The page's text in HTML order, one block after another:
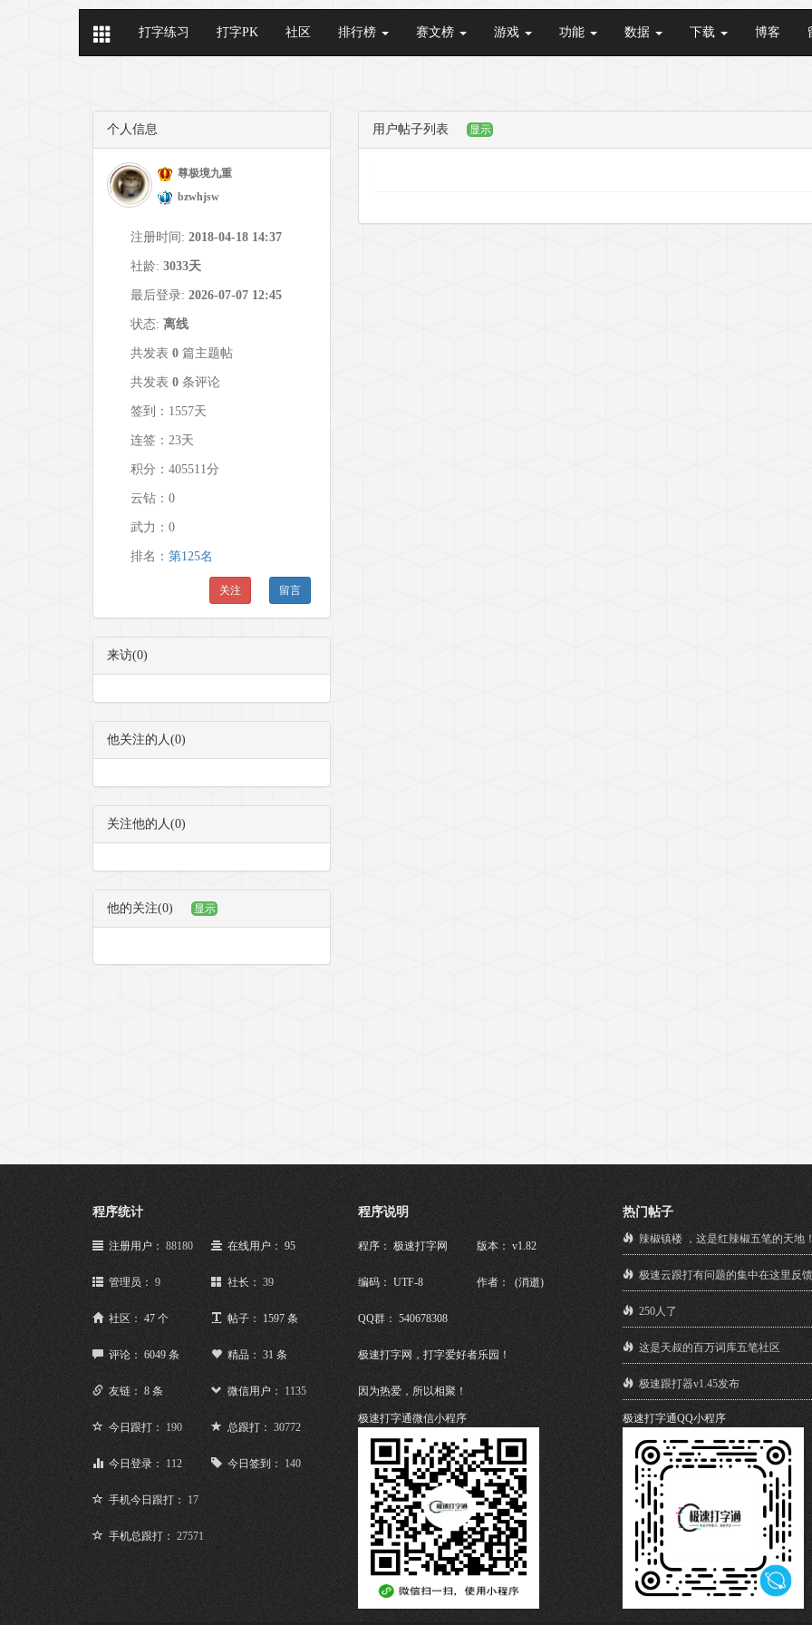
打字练习 打字PK 社区 排行榜 赛文榜 游戏 功能 数据 下载 博客
个人信息
尊极境九重
bzwhjsw
注册时间: 2018-04-18 14:37
社龄: 3033天
最后登录: 2026-07-07 12:45
状态: 离线
共发表 0 篇主题帖
共发表 0 条评论
签到：1557天
连签：23天
积分：405511分
云钻：0
武力： 0
排名： 第125名
留言
关注
来访(0)
他关注的人(0)
关注他的人(0)
他的关注(0) 显示
用户帖子列表 显示
程序统计
注册用户： 88180 在线用户： 95
管理员： 9 社长：39
社区： 47 个 帖子： 1597 条
评论： 6049 条 精品： 31 条
友链： 8 条 微信用户： 1135
今日跟打：190 总跟打：30772
今日登录： 112 今日签到： 140
手机今日跟打： 17
手机总跟打： 27571
程序说明
程序： 极速打字网 版本： v1.82
编码： UTF-8 作者： (消逝)
QQ群： 540678308
极速打字网，打字爱好者乐园！
因为热爱，所以相聚！
极速打字通微信小程序
热门帖子
辣椒镇楼 ，这是红辣椒五笔的天地
极速云跟打有问题的集中在这里反馈
250人了
这是天叔的百万词库五笔社区
极速跟打器v1.45发布
极速打字通QQ小程序